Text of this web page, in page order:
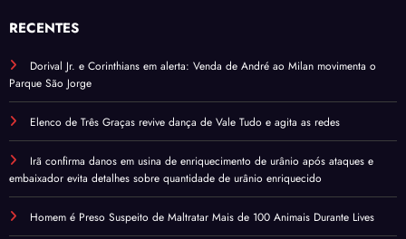
RECENTES
Dorival Jr. e Corinthians em alerta: Venda de André ao Milan movimenta o
Parque São Jorge
Elenco de Três Graças revive dança de Vale Tudo e agita as redes
Irã confirma danos em usina de enriquecimento de urânio após ataques e
embaixador evita detalhes sobre quantidade de urânio enriquecido
Homem é Preso Suspeito de Maltratar Mais de 100 Animais Durante Lives